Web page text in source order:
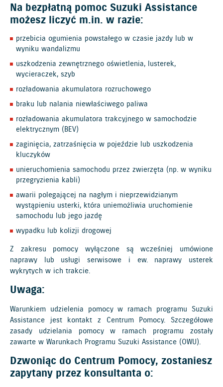
Na bezpłatną pomoc Suzuki Assistance
możesz liczyć m.in. w razie:
przebicia ogumienia powstałego w czasie jazdy lub w
wyniku wandalizmu
uszkodzenia zewnętrznego oświetlenia, lusterek,
wycieraczek, szyb
rozładowania akumulatora rozruchowego
braku lub nalania niewłaściwego paliwa
rozładowania akumulatora trakcyjnego w samochodzie
elektrycznym (BEV)
zaginięcia, zatrzaśnięcia w pojeździe lub uszkodzenia
kluczyków
unieruchomienia samochodu przez zwierzęta (np. w wyniku
przegryzienia kabli)
awarii polegającej na nagłym i nieprzewidzianym
wystąpieniu usterki, która uniemożliwia uruchomienie
samochodu lub jego jazdę
wypadku lub kolizji drogowej
Z zakresu pomocy wyłączone są wcześniej umówione
naprawy lub usługi serwisowe i ew. naprawy usterek
wykrytych w ich trakcie.
Uwaga:
Warunkiem udzielenia pomocy w ramach programu Suzuki
Assistance jest kontakt z Centrum Pomocy. Szczegółowe
zasady udzielania pomocy w ramach programu zostały
zawarte w Warunkach Programu Suzuki Assistance (OWU).
Dzwoniąc do Centrum Pomocy, zostaniesz
zapytany przez konsultanta o: